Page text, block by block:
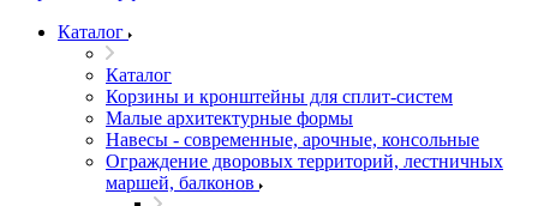
Каталог
Каталог
Корзины и кронштейны для сплит-систем
Малые архитектурные формы
Навесы - современные, арочные, консольные
Ограждение дворовых территорий, лестничных
маршей, балконов